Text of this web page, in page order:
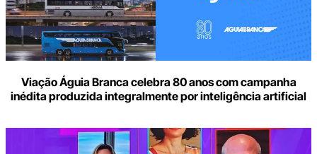
Viação Águia Branca celebra 80 anos com campanha
inédita produzida integralmente por inteligência artificial